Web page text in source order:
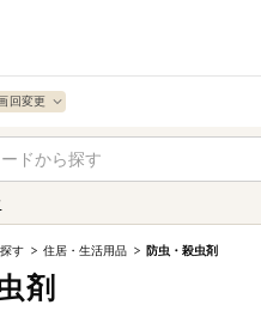
物すべて
てください。全項目に条件を
べて含む
ワードを含む
す 住居・生活用品 防虫・殺虫剤
剤